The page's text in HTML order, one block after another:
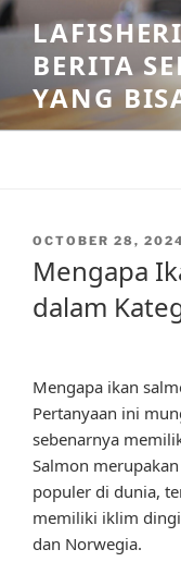
Skip
to
contentBERITA
YANG
POSTED
OCTOBER 28,
Mengapa
dalam
Mengapa ikan
Pertanyaan ini
sebenarnya
Salmon
populer di dunia,
memiliki iklim
dan Norwegia.